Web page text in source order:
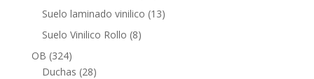
productos
Suelo laminado vinilico 1313
Suelo Vinilico Rollo 88
OB 324324
productos
Duchas 2828